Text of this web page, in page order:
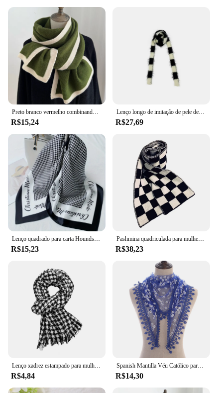
R$15,24
Lenço longo de imitação de pele decorado lenço longo e fino vintage fofo preto e branco 250*3.5cm
R$27,69
R$15,23
Pashmina quadriculada para mulher, lenço de grades clássico, xale tricotado, envoltórios elegantes, preto e branco, 30x170 cm
R$38,23
R$4,84
Spanish Mantilla Véu Católico para Mulheres, Branco e Preto, Capela Igreja Xale, Lenço para a Cabeça, Xale para Massa, Lava Redonda
R$14,30